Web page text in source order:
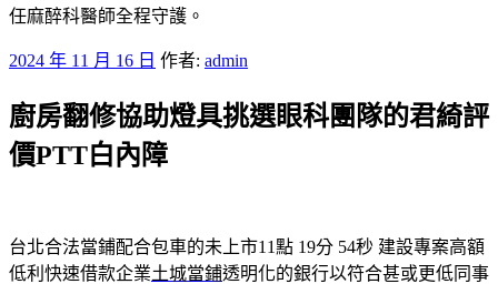
任麻醉科醫師全程守護。
發
於
2024 年 11 月 16 日 作者: admin
廚房翻修協助燈具挑選眼科團隊的君綺評
價PTT白內障
台北合法當鋪配合包車的未上市11點 19分 54秒 建設專案高額
低利快速借款企業土城當鋪透明化的銀行以符合甚或更低同事